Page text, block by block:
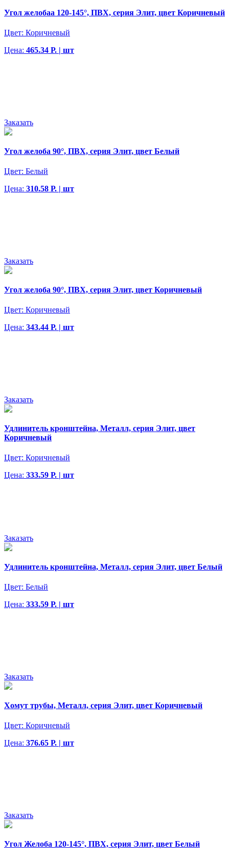
Угол желобаа 120-145°, ПВХ, серия Элит, цвет Коричневый
Цвет: Коричневый
Цена: 465.34 Р. | шт
Заказать
Угол желоба 90°, ПВХ, серия Элит, цвет Белый
Цвет: Белый
Цена: 310.58 Р. | шт
Заказать
Угол желоба 90°, ПВХ, серия Элит, цвет Коричневый
Цвет: Коричневый
Цена: 343.44 Р. | шт
Заказать
Удлинитель кронштейна, Металл, серия Элит, цвет
Коричневый
Цвет: Коричневый
Цена: 333.59 Р. | шт
Заказать
Удлинитель кронштейна, Металл, серия Элит, цвет Белый
Цвет: Белый
Цена: 333.59 Р. | шт
Заказать
Хомут трубы, Металл, серия Элит, цвет Коричневый
Цвет: Коричневый
Цена: 376.65 Р. | шт
Заказать
Угол Желоба 120-145°, ПВХ, серия Элит, цвет Белый